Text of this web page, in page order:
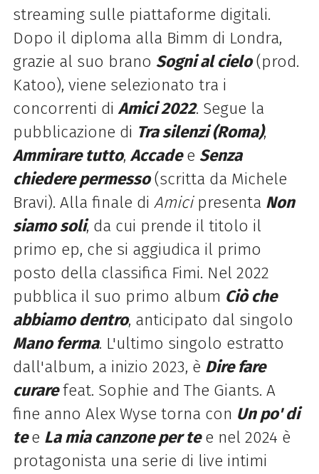
streaming sulle piattaforme digitali.
Dopo il diploma alla Bimm di Londra,
grazie al suo brano Sogni al cielo(prod.
Katoo), viene selezionato tra i
concorrenti di Amici 2022. Segue la
pubblicazione di Tra silenzi (Roma),
Ammirare tutto, Accadee Senza
chiedere permesso(scritta da Michele
Bravi). Alla finale di Amici presenta Non
siamo soli, da cui prende il titolo il
primo ep, che si aggiudica il primo
posto della classifica Fimi. Nel 2022
pubblica il suo primo album Ciò che
abbiamo dentro, anticipato dal singolo
Mano ferma. L'ultimo singolo estratto
dall'album, a inizio 2023, è Dire fare
curarefeat. Sophie and The Giants. A
fine anno Alex Wyse torna con Un po' di
tee La mia canzone per tee nel 2024 è
protagonista una serie di live intimi